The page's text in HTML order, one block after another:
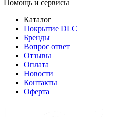
Помощь и сервисы
Каталог
Покрытие DLC
Бренды
Вопрос ответ
Отзывы
Оплата
Новости
Контакты
Оферта